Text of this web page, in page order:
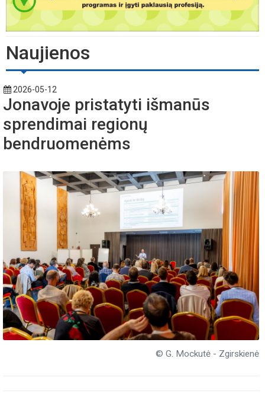
Naujienos
2026-05-12
Jonavoje pristatyti išmanūs
sprendimai regionų
bendruomenėms
© G. Mockutė - Zgirskienė